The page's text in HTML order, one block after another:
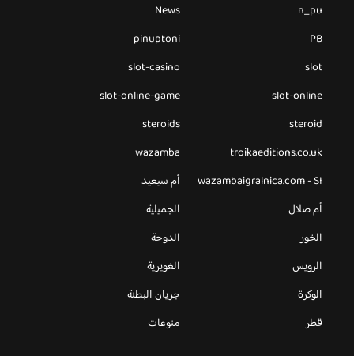
n_pu
News
PB
pinuptoni
slot
slot-casino
slot-online
slot-online-game
steroid
steroids
troikaeditions.co.uk
wazamba
wazambaigralnica.com - SI
أم سيعيد
أم صلال
الجميلية
الخور
الدوحة
الرويس
الغويرية
الوكرة
جريان البطنة
قطر
منوعات